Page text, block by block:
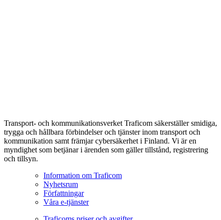
Transport- och kommunikationsverket Traficom säkerställer smidiga,
trygga och hållbara förbindelser och tjänster inom transport och
kommunikation samt främjar cybersäkerhet i Finland. Vi är en
myndighet som betjänar i ärenden som gäller tillstånd, registrering
och tillsyn.
Information om Traficom
Nyhetsrum
Författningar
Våra e-tjänster